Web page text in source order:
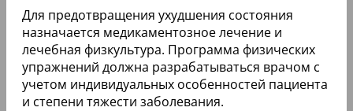
Для предотвращения ухудшения состояния
назначается медикаментозное лечение и
лечебная физкультура. Программа физических
упражнений должна разрабатываться врачом с
учетом индивидуальных особенностей пациента
и степени тяжести заболевания.